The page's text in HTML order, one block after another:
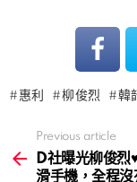
惠利 柳俊烈 韓
more
Previous article
D社曝光柳俊
滑手機，全程沒